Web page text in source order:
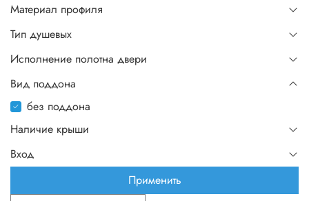
Материал профиля
Тип душевых
Исполнение полотна двери
Вид поддона
без поддона
Наличие крыши
Вход
Применить